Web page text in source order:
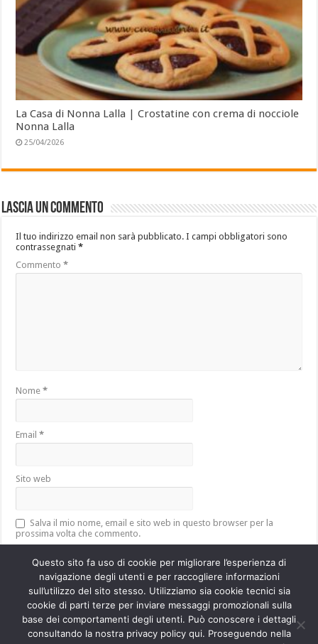
La Casa di Nonna Lalla | Crostatine con crema di nocciole
Nonna Lalla
25/04/2026
Lascia un commento
Il tuo indirizzo email non sarà pubblicato. I campi obbligatori sono
contrassegnati*
Commento*
Nome*
Email*
Sito web
Salva il mio nome, email e sito web in questo browser per la
prossima volta che commento.
Questo sito utilizza Akismet per ridurre lo spam. Scopri come vengono
elaborati i dati derivati dai commenti.
Questo sito fa uso di cookie per migliorare l’esperienza di
navigazione degli utenti e per raccogliere informazioni
sull’utilizzo del sito stesso. Utilizziamo sia cookie tecnici sia
cookie di parti terze per inviare messaggi promozionali sulla
base dei comportamenti degli utenti. Può conoscere i dettagli
consultando la nostra privacy policy qui. Proseguendo nella